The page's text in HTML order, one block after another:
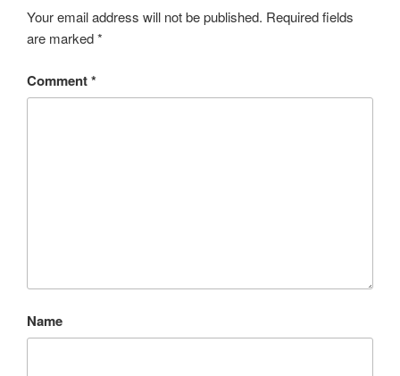
Your email address will not be published. Required fields
are marked*
Comment*
Name